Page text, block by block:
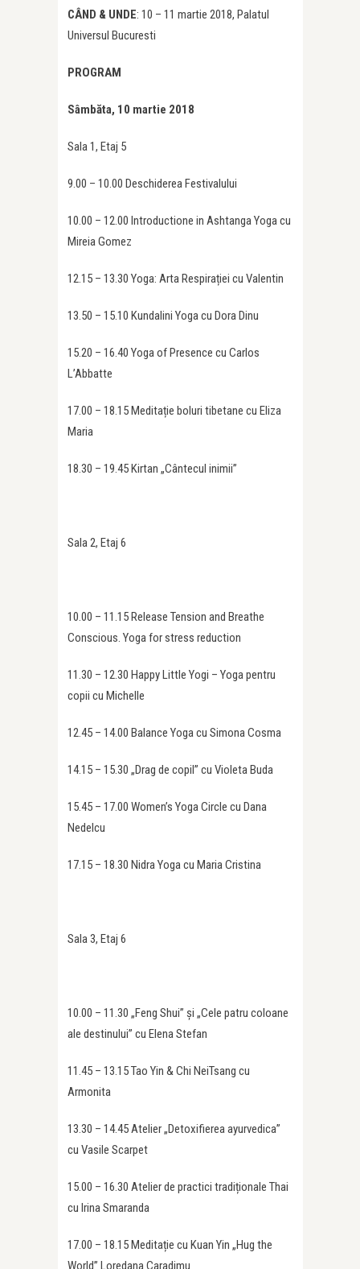
CÂND & UNDE: 10 – 11 martie 2018, Palatul
Universul Bucuresti
PROGRAM
Sâmbăta, 10 martie 2018
Sala 1, Etaj 5
9.00 – 10.00 Deschiderea Festivalului
10.00 – 12.00 Introductione in Ashtanga Yoga cu
Mireia Gomez
12.15 – 13.30 Yoga: Arta Respirației cu Valentin
13.50 – 15.10 Kundalini Yoga cu Dora Dinu
15.20 – 16.40 Yoga of Presence cu Carlos
L’Abbatte
17.00 – 18.15 Meditație boluri tibetane cu Eliza
Maria
18.30 – 19.45 Kirtan „Cântecul inimii”
Sala 2, Etaj 6
10.00 – 11.15 Release Tension and Breathe
Conscious. Yoga for stress reduction
11.30 – 12.30 Happy Little Yogi – Yoga pentru
copii cu Michelle
12.45 – 14.00 Balance Yoga cu Simona Cosma
14.15 – 15.30 „Drag de copil” cu Violeta Buda
15.45 – 17.00 Women’s Yoga Circle cu Dana
Nedelcu
17.15 – 18.30 Nidra Yoga cu Maria Cristina
Sala 3, Etaj 6
10.00 – 11.30 „Feng Shui” și „Cele patru coloane
ale destinului” cu Elena Stefan
11.45 – 13.15 Tao Yin & Chi NeiTsang cu
Armonita
13.30 – 14.45 Atelier „Detoxifierea ayurvedica”
cu Vasile Scarpet
15.00 – 16.30 Atelier de practici tradiționale Thai
cu Irina Smaranda
17.00 – 18.15 Meditație cu Kuan Yin „Hug the
World” Loredana Caradimu